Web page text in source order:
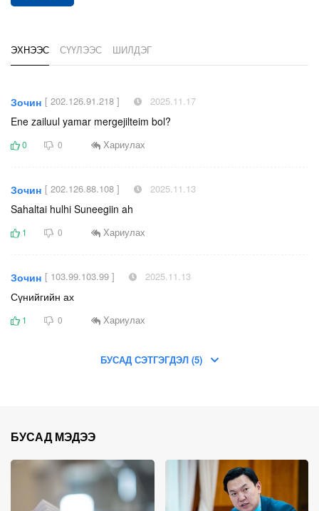
ЭХНЭЭС СҮҮЛЭЭС ШИЛДЭГ
Зочин [ 202.126.91.218 ] 2025.11.17
Ene zailuul yamar mergejilteim bol?
0 0 Хариулах
Зочин [ 202.126.88.108 ] 2025.11.13
Sahaltai hulhi Suneegiin ah
1 0 Хариулах
Зочин [ 103.99.103.99 ] 2025.11.13
Сүнийгийн ах
1 0 Хариулах
БУСАД СЭТГЭГДЭЛ (5)
БУСАД МЭДЭЭ